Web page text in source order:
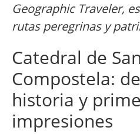
Geographic Traveler,
rutas peregrinas y
Catedral de
Compostela:
historia y
impresiones